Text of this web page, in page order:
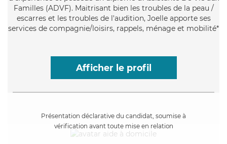
Familles (ADVF). Maitrisant bien les troubles de la peau /
escarres et les troubles de l'audition, Joelle apporte ses
services de compagnie/loisirs, rappels, ménage et mobilité*
Afficher le profil
Présentation déclarative du candidat, soumise à
vérification avant toute mise en relation